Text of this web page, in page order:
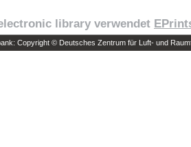
library verwendet
Copyright © Deutsches Zentrum für Luft- und